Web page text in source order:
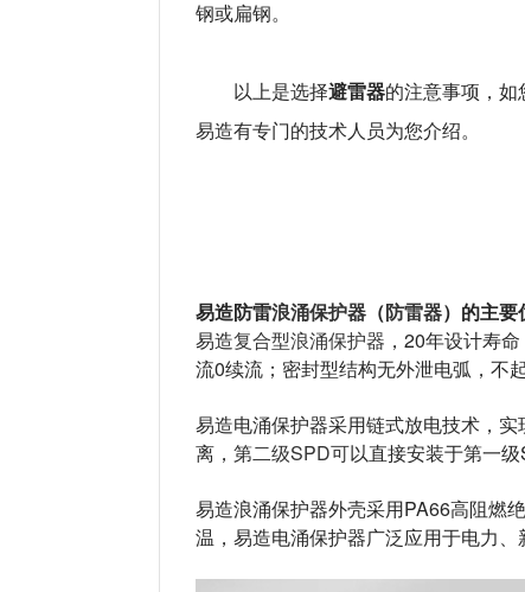
钢或扁钢。
以上是选择避雷器的注意事项，如
易造有专门的技术人员为您介绍。
易造防雷浪涌保护器 （防雷器） 的主要
易造复合型浪涌保护器 ，20年设计寿
流0续流；密封型结构无外泄电弧，不起
易造电涌保护器采用链式放电技术，
离，第二级SPD可以直接安装于第一
易造浪涌保护器外壳采用PA66高阻燃
温，易造电涌保护器广泛应用于电力